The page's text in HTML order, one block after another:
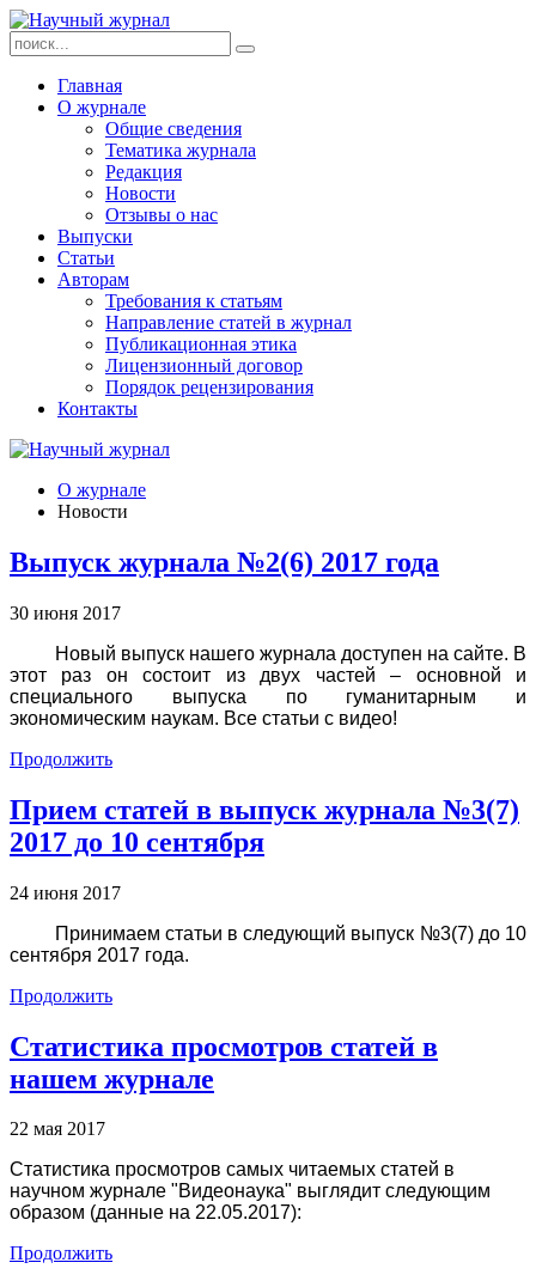
Главная
О журнале
Общие сведения
Тематика журнала
Редакция
Новости
Отзывы о нас
Выпуски
Статьи
Авторам
Требования к статьям
Направление статей в журнал
Публикационная этика
Лицензионный договор
Порядок рецензирования
Контакты
О журнале
Новости
Выпуск журнала №2(6) 2017 года
30 июня 2017
Новый выпуск нашего журнала доступен на сайте. В
этот раз он состоит из двух частей – основной и
специального выпуска по гуманитарным и
экономическим наукам. Все статьи с видео!
Продолжить
Прием статей в выпуск журнала №3(7)
2017 до 10 сентября
24 июня 2017
Принимаем статьи в следующий выпуск №3(7) до 10
сентября 2017 года.
Продолжить
Статистика просмотров статей в
нашем журнале
22 мая 2017
Статистика просмотров самых читаемых статей в
научном журнале "Видеонаука" выглядит следующим
образом (данные на 22.05.2017):
Продолжить